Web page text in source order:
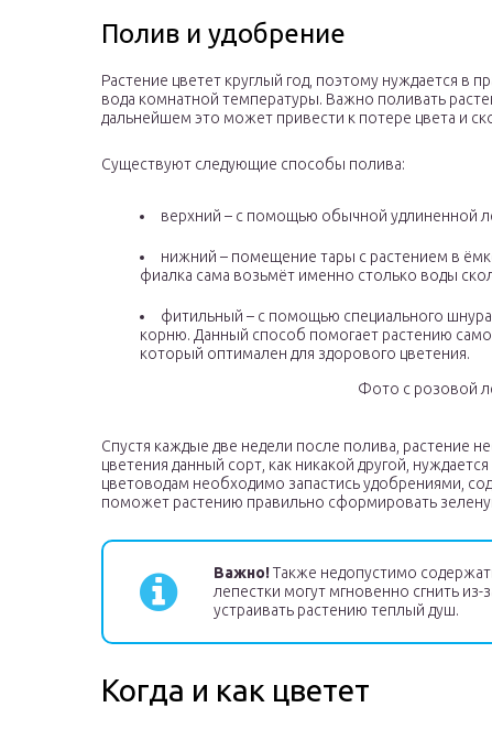
Полив и удобрение
Растение цветет круглый год, поэтому нуждается в
вода комнатной температуры. Важно поливать
дальнейшем это может привести к потере цвета и
Существуют следующие способы полива:
верхний – с помощью обычной удлиненной
нижний – помещение тары с растением в
фиалка сама возьмёт именно столько воды
фитильный – с помощью специального
корню. Данный способ помогает растению
который оптимален для здорового цветения.
Фото с розовой
Спустя каждые две недели после полива, растение
цветения данный сорт, как никакой другой,
цветоводам необходимо запастись удобрениями,
поможет растению правильно сформировать
Важно!Также недопустимо
лепестки могут мгновенно сгнить
устраивать растению теплый душ.
Когда и как цветет